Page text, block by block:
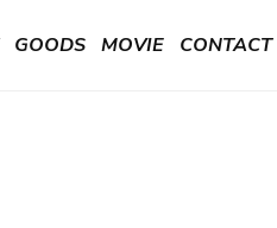
GOODS MOVIE CONTACT